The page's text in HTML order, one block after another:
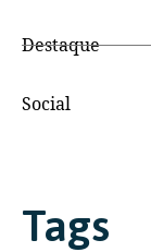
Destaque
Social
Tags